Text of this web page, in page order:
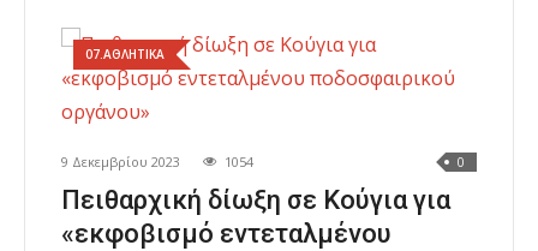
07.ΑΘΛΗΤΙΚΑ
9 Δεκεμβρίου 2023 1054 0
Πειθαρχική δίωξη σε Κούγια για
«εκφοβισμό εντεταλμένου